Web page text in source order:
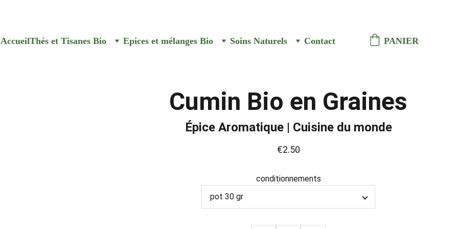
AccueilThés et Tisanes Bio Epices et mélanges Bio Soins Naturels Contact PANIER
Cumin Bio en Graines
Épice Aromatique | Cuisine du monde
€2.50
conditionnements